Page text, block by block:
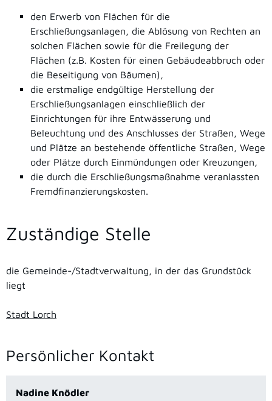
den Erwerb von Flächen für die
Erschließungsanlagen, die Ablösung von Rechten an
solchen Flächen sowie für die Freilegung der
Flächen (z.B. Kosten für einen Gebäudeabbruch oder
die Beseitigung von Bäumen),
die erstmalige endgültige Herstellung der
Erschließungsanlagen einschließlich der
Einrichtungen für ihre Entwässerung und
Beleuchtung und des Anschlusses der Straßen, Wege
und Plätze an bestehende öffentliche Straßen, Wege
oder Plätze durch Einmündungen oder Kreuzungen,
die durch die Erschließungsmaßnahme veranlassten
Fremdfinanzierungskosten.
Zuständige Stelle
die Gemeinde-/Stadtverwaltung, in der das Grundstück
liegt
Stadt Lorch
Persönlicher Kontakt
Nadine Knödler